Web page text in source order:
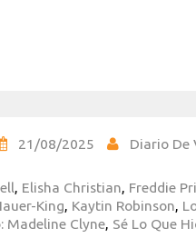
21/08/2025 Diario De
, Elisha Christian, Freddie
King, Kaytin Robinson,
Madeline Clyne, Sé Lo Que